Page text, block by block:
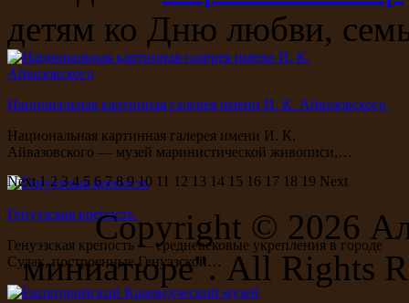
детям ко Дню любви,
Национальная картинная галерея имени И. К. Айвазовского
Национальная картинная галерея имени И. К.
Айвазовского — музей маринистической живописи,…
Генуэзская крепость
Генуэзская крепость — средневековые укрепления в городе
Судак, построенные Генуэзской…
Next12345678910 11 12 13 14 15 16 17 18 19 Next
Copyright © 2026
миниатюре". All Rights